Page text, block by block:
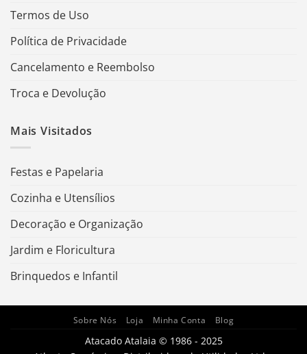
Termos de Uso
Política de Privacidade
Cancelamento e Reembolso
Troca e Devolução
Mais Visitados
Festas e Papelaria
Cozinha e Utensílios
Decoração e Organização
Jardim e Floricultura
Brinquedos e Infantil
Sobre Nós Loja Minha Conta Blog
Atacado Atalaia © 1986 - 2025